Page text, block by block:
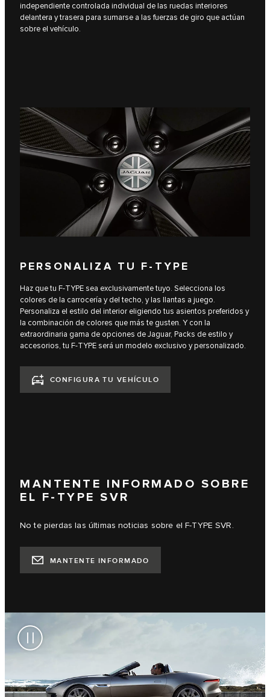
independiente controlada individual de las ruedas interiores
delantera y trasera para sumarse a las fuerzas de giro que actúan
sobre el vehículo.
PERSONALIZA TU F‑TYPE
Haz que tu F‑TYPE sea exclusivamente tuyo. Selecciona los
colores de la carrocería y del techo, y las llantas a juego.
Personaliza el estilo del interior eligiendo tus asientos preferidos y
la combinación de colores que más te gusten. Y con la
extraordinaria gama de opciones de Jaguar, Packs de estilo y
accesorios, tu F‑TYPE será un modelo exclusivo y personalizado.
CONFIGURA TU VEHÍCULO
MANTENTE INFORMADO SOBRE
EL F‑TYPE SVR
No te pierdas las últimas noticias sobre el F‑TYPE SVR.
MANTENTE INFORMADO